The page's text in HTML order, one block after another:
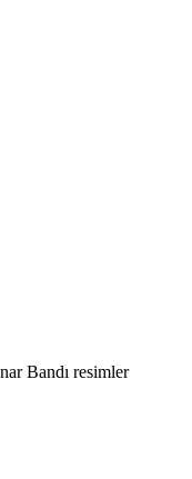
Bandı resimler